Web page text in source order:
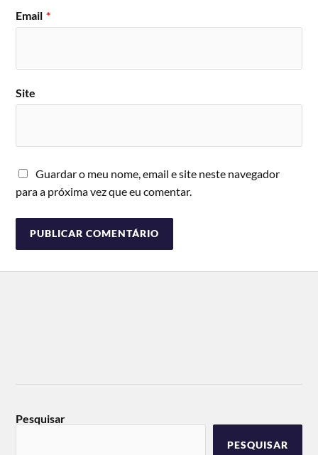
Email *
Site
Guardar o meu nome, email e site neste navegador
para a próxima vez que eu comentar.
Pesquisar
PESQUISAR